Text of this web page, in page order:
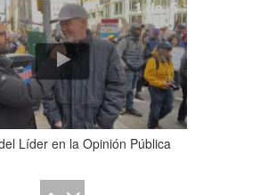
1de5
Líder en la Opinión Pública